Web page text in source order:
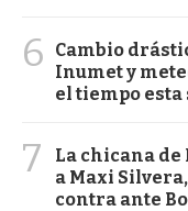
6
Cambio
Inumet y
el tiempo esta
7
La chicana
a Maxi
contra ante